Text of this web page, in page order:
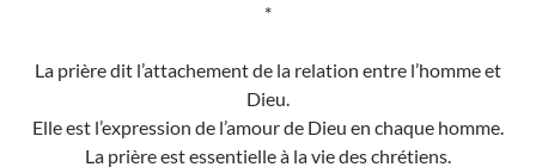
*
La prière dit l’attachement de la relation entre l’homme et
Dieu.
Elle est l’expression de l’amour de Dieu en chaque homme.
La prière est essentielle à la vie des chrétiens.